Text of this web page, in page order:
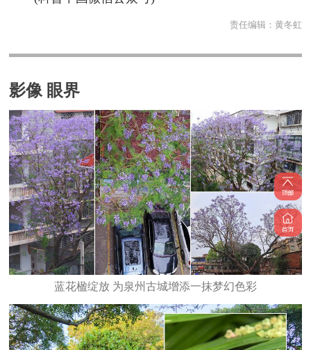
责任编辑： 黄冬虹
影像 眼界
蓝花楹绽放 为泉州古城增添一抹梦幻色彩